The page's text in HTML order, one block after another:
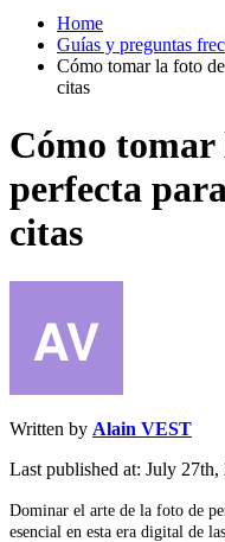
Home
Guías y preguntas
Cómo tomar la foto
citas
Cómo
perfecta
citas
Written by Alain VEST
Last published at: July 27th,
Dominar el arte de la foto de
esencial en esta era digital de